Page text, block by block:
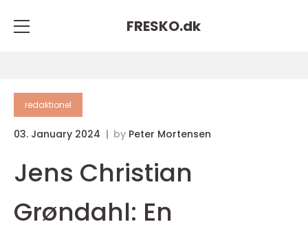
FRESKO.dk
redaktionel
03. January 2024 by Peter Mortensen
Jens Christian
Grøndahl: En